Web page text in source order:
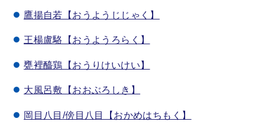
鷹揚自若【おうようじじゃく】
王楊盧駱【おうようろらく】
甕裡醯鶏【おうりけいけい】
大風呂敷【おおぶろしき】
岡目八目/傍目八目【おかめはちもく】